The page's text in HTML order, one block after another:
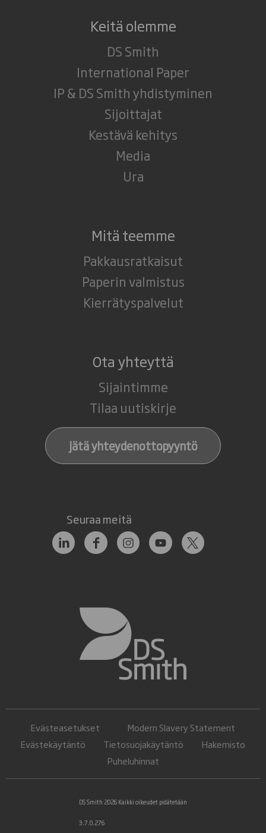
Keitä olemme
DS Smith
International Paper
IP & DS Smith yhdistyminen
Sijoittajat
Kestävä kehitys
Media
Ura
Mitä teemme
Pakkausratkaisut
Paperin valmistus
Kierrätyspalvelut
Ota yhteyttä
Sijaintimme
Tilaa uutiskirje
Jätä yhteydenottopyyntö
Seuraa meitä
Evästeasetukset
Modern Slavery Statement
Evästekäytäntö
Tietosuojakäytäntö
Hakemisto
Puheluhinnat
DS Smith 2026 Kaikki oikeudet pidätetään
3.7.0.276